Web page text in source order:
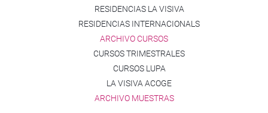
RESIDENCIAS LA VISIVA
RESIDENCIAS INTERNACIONALS
ARCHIVO CURSOS
CURSOS TRIMESTRALES
CURSOS LUPA
LA VISIVA ACOGE
ARCHIVO MUESTRAS